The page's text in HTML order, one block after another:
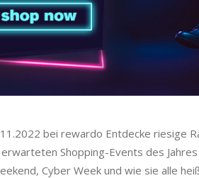
bei rewardo Entdecke riesige
Shopping-Events des
Cyber Week und wie sie alle